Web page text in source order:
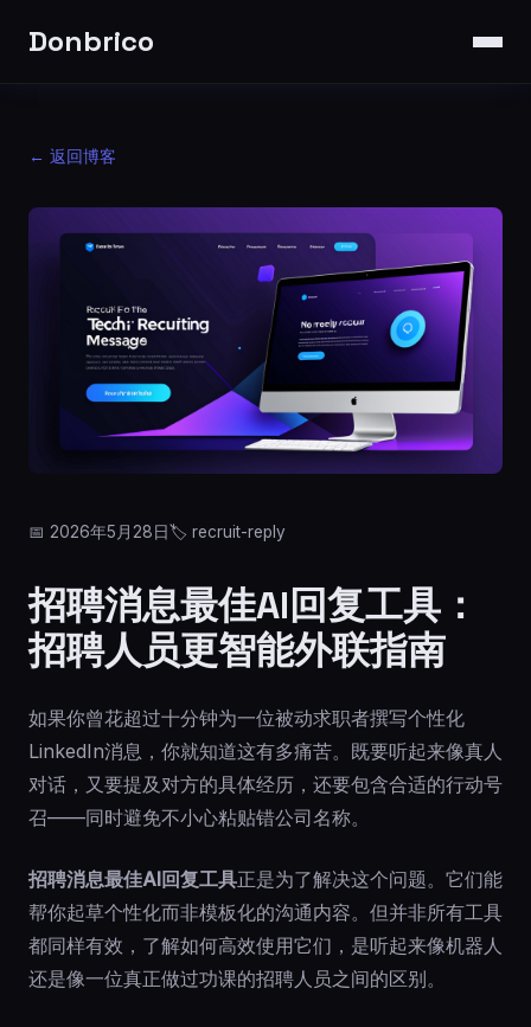
Donbrico
← 返回博客
📅 2026年5月28日🏷️ recruit-reply
招聘消息最佳AI回复工具：
招聘人员更智能外联指南
如果你曾花超过十分钟为一位被动求职者撰写个性化
LinkedIn消息，你就知道这有多痛苦。既要听起来像真人
对话，又要提及对方的具体经历，还要包含合适的行动号
召——同时避免不小心粘贴错公司名称。
招聘消息最佳AI回复工具正是为了解决这个问题。它们能
帮你起草个性化而非模板化的沟通内容。但并非所有工具
都同样有效，了解如何高效使用它们，是听起来像机器人
还是像一位真正做过功课的招聘人员之间的区别。